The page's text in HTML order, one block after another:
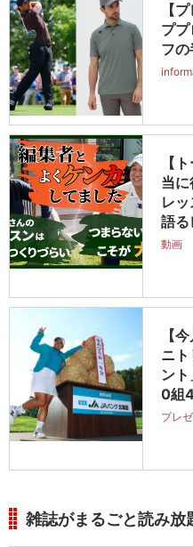
【
プ
フ
【
当に
レ
語
動画
【
ニ
ン
0組
プレ
雑誌がまるごと読み放